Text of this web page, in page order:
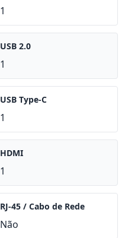
1
USB 2.0
1
USB Type-C
1
HDMI
1
RJ-45 / Cabo de Rede
Não